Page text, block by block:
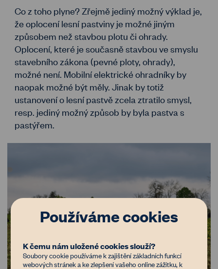
Co z toho plyne? Zřejmě jediný možný výklad je,
že oplocení lesní pastviny je možné jiným
způsobem než stavbou plotu či ohrady.
Oplocení, které je současně stavbou ve smyslu
stavebního zákona (pevné ploty, ohrady),
možné není. Mobilní elektrické ohradníky by
naopak možné být měly. Jinak by totiž
ustanovení o lesní pastvě zcela ztratilo smysl,
resp. jediný možný způsob by byla pastva s
pastýřem.
Používáme cookies
K čemu nám uložené cookies slouží?
Soubory cookie používáme k zajištění základních funkcí
webových stránek a ke zlepšení vašeho online zážitku, k